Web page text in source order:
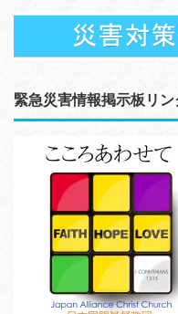
緊急災害情報掲示板リン